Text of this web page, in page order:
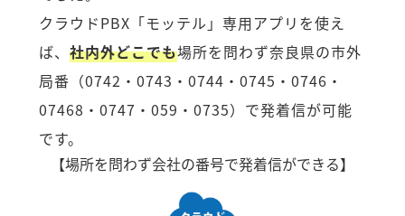
クラウドPBX「モッテル」専用アプリを使え
ば、 社内外どこでも場所を問わず奈良県の市外
局番（0742・0743・0744・0745・0746・
07468・0747・059・0735）で発着信が可能
です。
【場所を問わず会社の番号で発着信ができる】